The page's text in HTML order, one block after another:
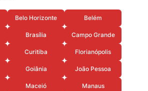
Belo Horizonte Belém
Brasília Campo Grande
Curitiba Florianópolis
Goiânia João Pessoa
Maceió Manaus